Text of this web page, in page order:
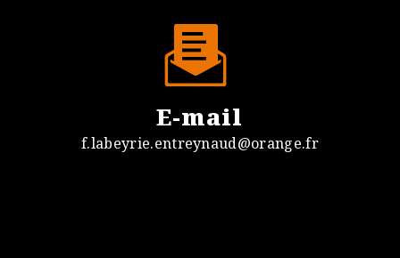
E-mail
f.labeyrie.entreynaud@orange.fr